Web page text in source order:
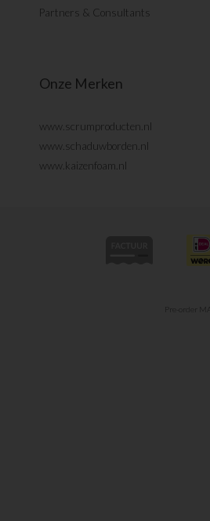
Partners & Consultants
Onze Merken
www.scrumproducten.nl
www.schaduwborden.nl
www.kaizenfoam.nl
Pre-order